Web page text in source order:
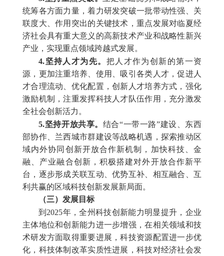
统筹各方面力量，着力研发突破一批带动性强、关
联度大、作用突出的关键技术，重点发展对临夏经
济社会具有重大意义的高新技术产业和战略性新兴
产业，实现重点领域跨越式发展。
4.坚持人才为先。 把人才作为创新的第一资
源，更加注重培养、使用、吸引各类人才，促进人
才合理流动、优化配置，创新人才培养方式，强化
激励机制，注重发挥科技人才队伍作用，充分激发
全社会创新活力。
5.坚持开放共享。 结合“一带一路”建设、东西
部协作、兰西城市群建设等战略机遇，探索推动区
域内外协同创新开放合作新机制，加快科技、金
融、产业融合创新，积极搭建对外开放合作新平
台，逐步形成关联互动、优势互补、相互融合、互
利共赢的区域科技创新发展新局面。
（三）发展目标
到2025年，全州科技创新能力明显提升，企业
主体地位和创新能力进一步增强，在相关领域和技
术研发方面取得重要进展，科技资源配置进一步优
化，科技体制改革实质性进展，科技对经济社会发